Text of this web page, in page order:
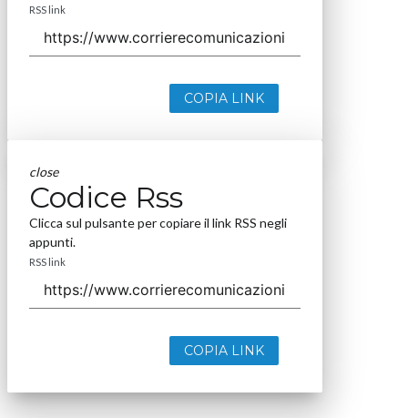
RSS link
COPIA LINK
close
Codice Rss
Clicca sul pulsante per copiare il link RSS negli
appunti.
RSS link
COPIA LINK